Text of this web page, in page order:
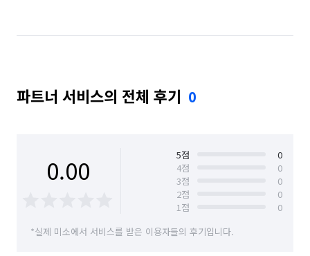
파트너 서비스의 전체 후기 0
0.00 5점
0
4점
0
3점
0
2점
0
1점
0
*실제 미소에서 서비스를 받은 이용자들의 후기입니다.